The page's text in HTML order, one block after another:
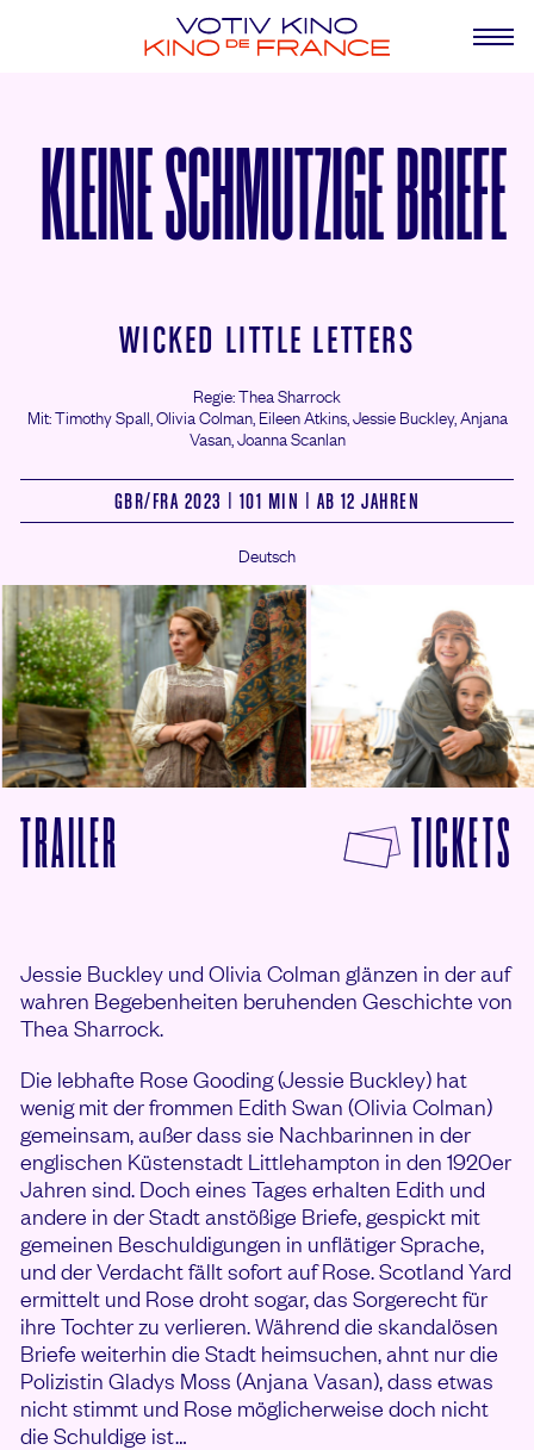
KLEINE SCHMUTZIGE BRIEFE
WICKED LITTLE LETTERS
Regie: Thea Sharrock
Mit: Timothy Spall, Olivia Colman, Eileen Atkins, Jessie Buckley,Anjana
Vasan, Joanna Scanlan
GBR/FRA 2023 | 101 MIN | AB 12 JAHREN
Deutsch
TRAILER
TICKETS
Jessie Buckley und Olivia Colman glänzen in der auf
wahren Begebenheiten beruhenden Geschichte von
Thea Sharrock.
Die lebhafte Rose Gooding (Jessie Buckley) hat
wenig mit der frommen Edith Swan (Olivia Colman)
gemeinsam, außer dass sie Nachbarinnen in der
englischen Küstenstadt Littlehampton in den 1920er
Jahren sind. Doch eines Tages erhalten Edith und
andere in der Stadt anstößige Briefe, gespickt mit
gemeinen Beschuldigungen in unflätiger Sprache,
und der Verdacht fällt sofort auf Rose. Scotland Yard
ermittelt und Rose droht sogar, das Sorgerecht für
ihre Tochter zu verlieren. Während die skandalösen
Briefe weiterhin die Stadt heimsuchen, ahnt nur die
Polizistin Gladys Moss (Anjana Vasan), dass etwas
nicht stimmt und Rose möglicherweise doch nicht
die Schuldige ist…